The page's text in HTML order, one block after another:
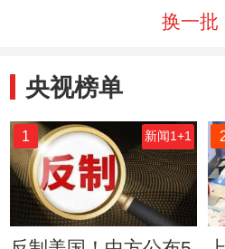
换一批
央视榜单
1 新闻1+1